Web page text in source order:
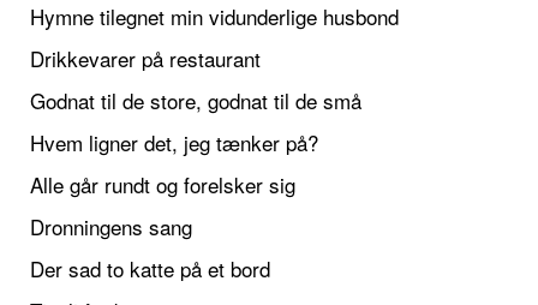
Hymne tilegnet min vidunderlige husbond
Drikkevarer på restaurant
Godnat til de store, godnat til de små
Hvem ligner det, jeg tænker på?
Alle går rundt og forelsker sig
Dronningens sang
Der sad to katte på et bord